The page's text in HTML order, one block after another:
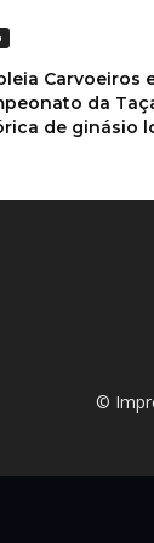
Carvoeiros
da
de ginásio
©